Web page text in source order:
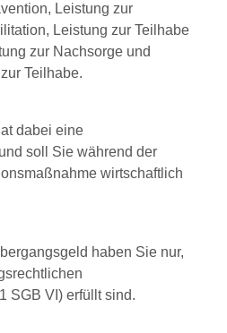
Leistung zur
Leistung zur Teilhabe
zur Nachsorge und
Teilhabe.
dabei eine
soll Sie während der
wirtschaftlich
haben Sie nur,
SGB VI) erfüllt sind.